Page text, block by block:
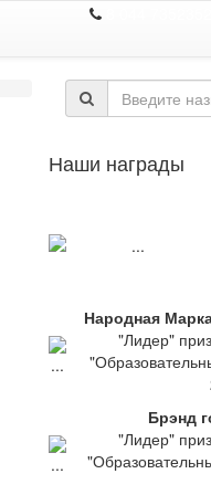
Наши награды
Народная
"Лидер"
Брэнд
"Лидер"